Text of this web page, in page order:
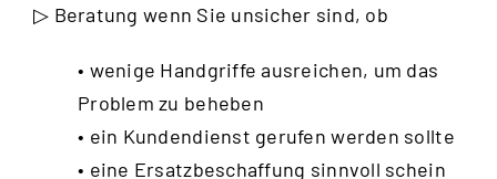
▷ Beratung wenn Sie unsicher sind, ob
• wenige Handgriffe ausreichen, um das
Problem zu beheben
• ein Kundendienst gerufen werden sollte
• eine Ersatzbeschaffung sinnvoll schein